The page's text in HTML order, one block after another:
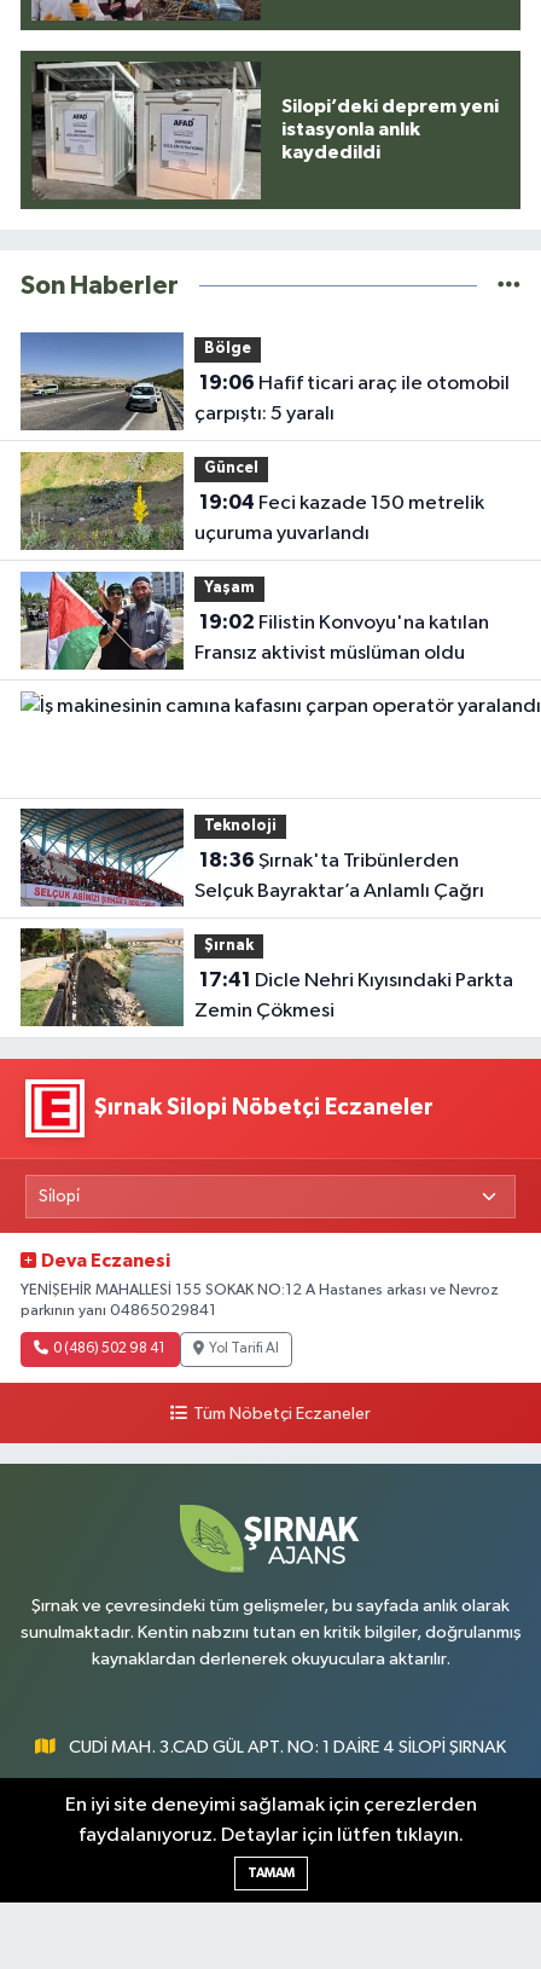
Silopi’deki deprem yeni
istasyonla anlık
kaydedildi
Son Haberler
Bölge
19:06
çarpıştı: 5 yaralı
Güncel
19:04
uçuruma yuvarlandı
Yaşam
19:02
Fransız aktivist müslüman oldu
Teknoloji
18:36
Selçuk Bayraktar’a Anlamlı Çağrı
Şırnak
17:41
Zemin Çökmesi
Şırnak Silopi Nöbetçi Eczaneler
Deva Eczanesi
YENİŞEHİR MAHALLESİ 155 SOKAK NO:12 A Hastanes arkası ve Nevroz
parkının yanı 04865029841
0 (486) 502 98 41 Yol Tarifi Al
Tüm Nöbetçi Eczaneler
Şırnak ve çevresindeki tüm gelişmeler, bu sayfada anlık olarak
sunulmaktadır. Kentin nabzını tutan en kritik bilgiler, doğrulanmış
kaynaklardan derlenerek okuyuculara aktarılır.
CUDİ MAH. 3.CAD GÜL APT. NO: 1 DAİRE 4 SİLOPİ ŞIRNAK
0547 300 73 73
[email protected]
En iyi site deneyimi sağlamak için çerezlerden
faydalanıyoruz. Detaylar için lütfen tıklayın.
TAMAM